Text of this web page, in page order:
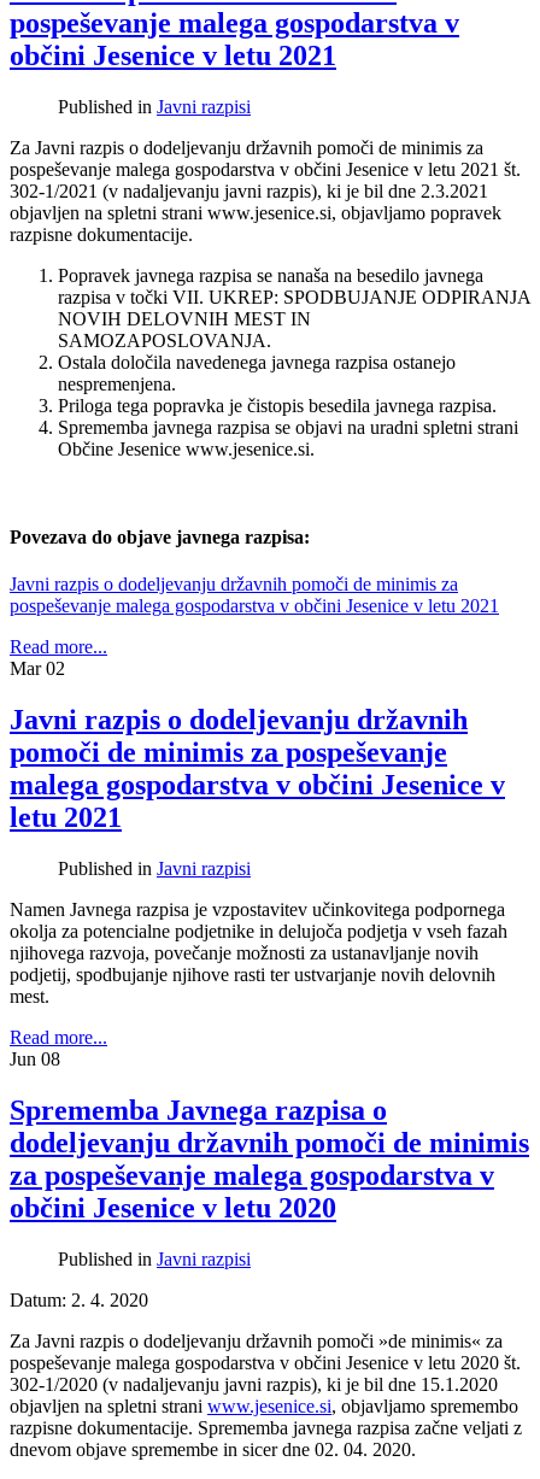
pospeševanje malega gospodarstva v
občini Jesenice v letu 2021
Published in Javni razpisi
Za Javni razpis o dodeljevanju državnih pomoči de minimis za
pospeševanje malega gospodarstva v občini Jesenice v letu 2021 št.
302-1/2021 (v nadaljevanju javni razpis), ki je bil dne 2.3.2021
objavljen na spletni strani www.jesenice.si, objavljamo popravek
razpisne dokumentacije.
Popravek javnega razpisa se nanaša na besedilo javnega
razpisa v točki VII. UKREP: SPODBUJANJE ODPIRANJA
NOVIH DELOVNIH MEST IN
SAMOZAPOSLOVANJA.
Ostala določila navedenega javnega razpisa ostanejo
nespremenjena.
Priloga tega popravka je čistopis besedila javnega razpisa.
Sprememba javnega razpisa se objavi na uradni spletni strani
Občine Jesenice www.jesenice.si.
Povezava do objave javnega razpisa:
Javni razpis o dodeljevanju državnih pomoči de minimis za
pospeševanje malega gospodarstva v občini Jesenice v letu 2021
Read more...
Mar02
Javni razpis o dodeljevanju državnih
pomoči de minimis za pospeševanje
malega gospodarstva v občini Jesenice v
letu 2021
Published in Javni razpisi
Namen Javnega razpisa je vzpostavitev učinkovitega podpornega
okolja za potencialne podjetnike in delujoča podjetja v vseh fazah
njihovega razvoja, povečanje možnosti za ustanavljanje novih
podjetij, spodbujanje njihove rasti ter ustvarjanje novih delovnih
mest.
Read more...
Jun 08
Sprememba Javnega razpisa o
dodeljevanju državnih pomoči de minimis
za pospeševanje malega gospodarstva v
občini Jesenice v letu 2020
Published in Javni razpisi
Datum: 2. 4. 2020
Za Javni razpis o dodeljevanju državnih pomoči »de minimis« za
pospeševanje malega gospodarstva v občini Jesenice v letu 2020 št.
302-1/2020 (v nadaljevanju javni razpis), ki je bil dne 15.1.2020
objavljen na spletni strani www.jesenice.si, objavljamo spremembo
razpisne dokumentacije. Sprememba javnega razpisa začne veljati z
dnevom objave spremembe in sicer dne 02. 04. 2020.